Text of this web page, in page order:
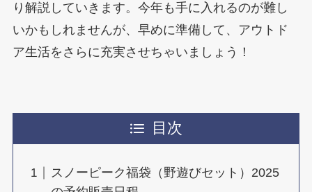
り解説していきます。今年も手に入れるのが難し
いかもしれませんが、早めに準備して、アウトド
ア生活をさらに充実させちゃいましょう！
目次
スノーピーク福袋（野遊びセット）2025